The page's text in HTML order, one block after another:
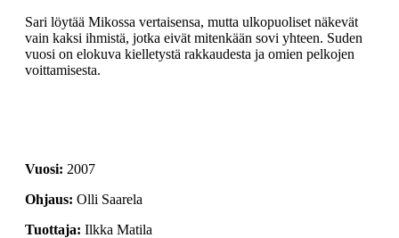
Sari löytää Mikossa vertaisensa, mutta ulkopuoliset näkevät
vain kaksi ihmistä, jotka eivät mitenkään sovi yhteen. Suden
vuosi on elokuva kielletystä rakkaudesta ja omien pelkojen
voittamisesta.
2007
Olli Saarela
Ilkka Matila